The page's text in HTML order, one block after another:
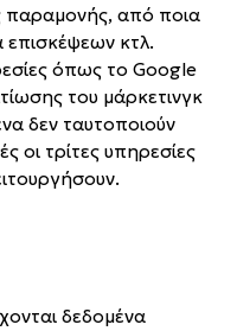
παραμονής, από ποια
κτλ.
όπως το Google
του μάρκετινγκ
δεν ταυτοποιούν
οι τρίτες υπηρεσίες
δεδομένα